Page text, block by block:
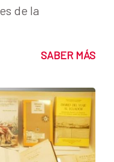
de la
SABER MÁS